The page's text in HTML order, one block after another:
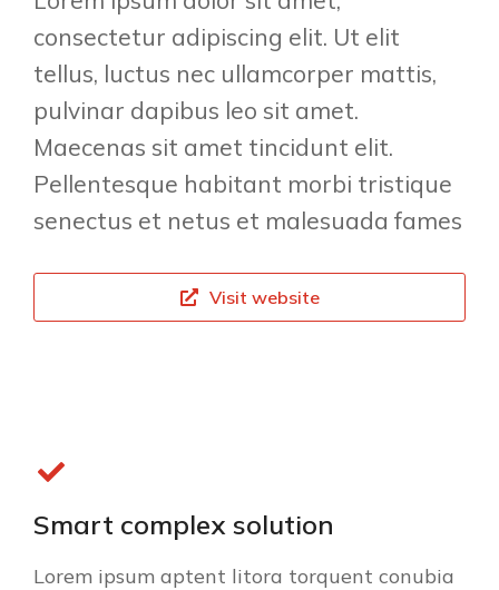
consectetur adipiscing elit. Ut elit
tellus, luctus nec ullamcorper mattis,
pulvinar dapibus leo sit amet.
Maecenas sit amet tincidunt elit.
Pellentesque habitant morbi tristique
senectus et netus et malesuada fames
Visit website
Smart complex solution
Lorem ipsum aptent litora torquent conubia